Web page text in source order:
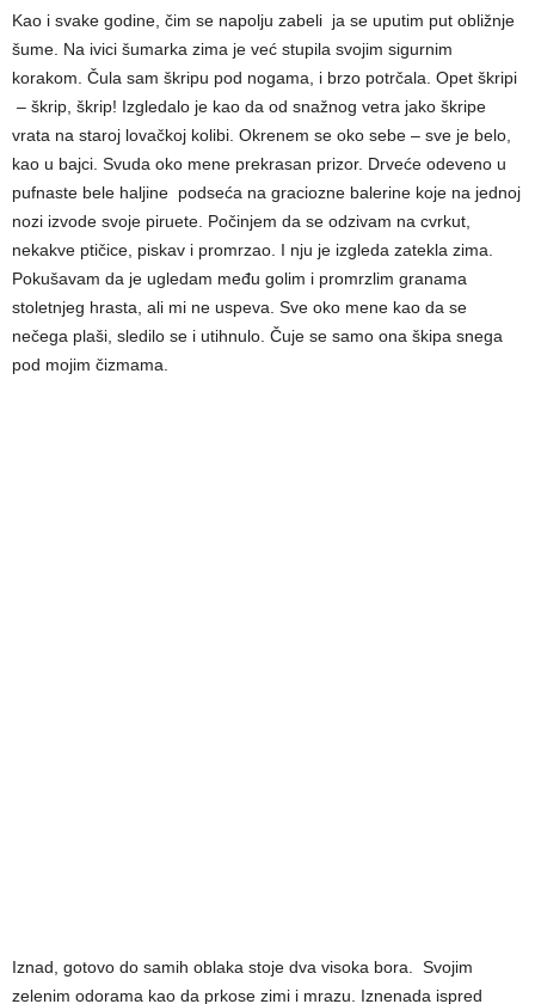
Kao i svake godine, čim se napolju zabeli ja se uputim put obližnje
šume. Na ivici šumarka zima je već stupila svojim sigurnim
korakom. Čula sam škripu pod nogama, i brzo potrčala. Opet škripi
– škrip, škrip! Izgledalo je kao da od snažnog vetra jako škripe
vrata na staroj lovačkoj kolibi. Okrenem se oko sebe – sve je belo,
kao u bajci. Svuda oko mene prekrasan prizor. Drveće odeveno u
pufnaste bele haljine podseća na graciozne balerine koje na jednoj
nozi izvode svoje piruete. Počinjem da se odzivam na cvrkut,
nekakve ptičice, piskav i promrzao. I nju je izgleda zatekla zima.
Pokušavam da je ugledam među golim i promrzlim granama
stoletnjeg hrasta, ali mi ne uspeva. Sve oko mene kao da se
nečega plaši, sledilo se i utihnulo. Čuje se samo ona škipa snega
pod mojim čizmama.
Iznad, gotovo do samih oblaka stoje dva visoka bora. Svojim
zelenim odorama kao da prkose zimi i mrazu. Iznenada ispred